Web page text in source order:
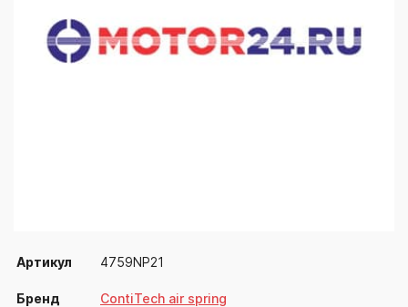
Артикул 4759NP21
Бренд ContiTech air spring